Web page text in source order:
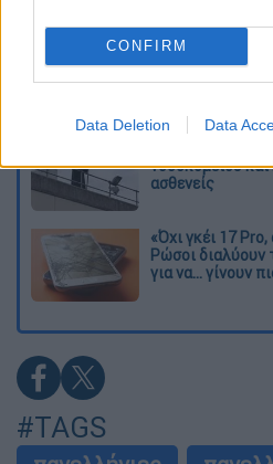
CONFIRM
Data Deletion Data
Η πρώτη δήλωση
νοσοκομείου
ασθενείς
«Όχι γκέι 17
Ρώσοι
για να... γίνουν
#TAGS